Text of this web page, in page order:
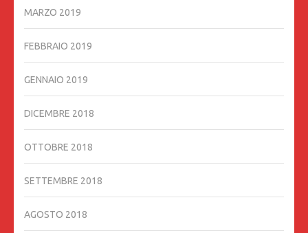
MARZO 2019
FEBBRAIO 2019
GENNAIO 2019
DICEMBRE 2018
OTTOBRE 2018
SETTEMBRE 2018
AGOSTO 2018